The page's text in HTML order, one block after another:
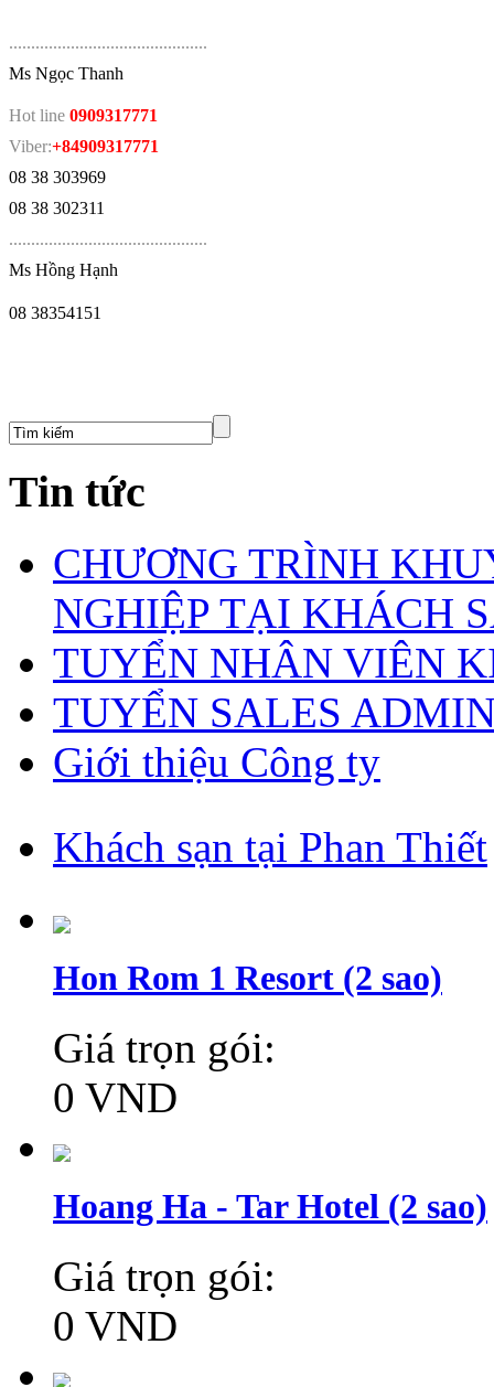
.............................................
Ms Ngọc Thanh
Hot line 0909317771
Viber:+84909317771
08 38 303969
08 38 302311
.............................................
Ms Hồng Hạnh
08 38354151
Tin tức
CHƯƠNG TRÌNH
NGHIỆP TẠI KHÁCH
TUYỂN NHÂN VIÊN
TUYỂN SALES
Giới thiệu Công ty
Khách sạn tại Phan Thiết
Hon Rom 1 Resort (2 sao)
Giá trọn gói:
0 VND
Hoang Ha - Tar Hotel (2 sao)
Giá trọn gói:
0 VND